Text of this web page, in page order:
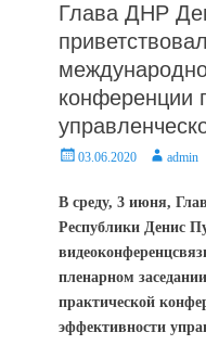
Глава ДНР
конференции
Posted03.06.2020 Authoradmin
В среду, 3 июня,
Республики Денис
пленарном
практической
эффективности